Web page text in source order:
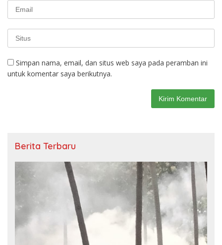
Simpan nama, email, dan situs web saya pada peramban ini
untuk komentar saya berikutnya.
Berita Terbaru